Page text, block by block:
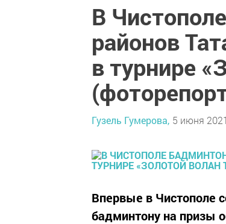
В
районов
в турнире
Гузель Гумерова, 5 июня
Впервые в Чистополе
бадминтону на призы